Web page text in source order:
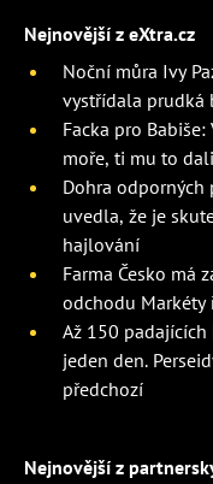
Nejnovější z eXtra.cz
Noční můra Ivy
vystřídala prudká
Facka pro
moře, ti mu to
Dohra odporných
uvedla, že je
hajlování
Farma Česko má
odchodu
Až 150
jeden den.
předchozí
Nejnovější z